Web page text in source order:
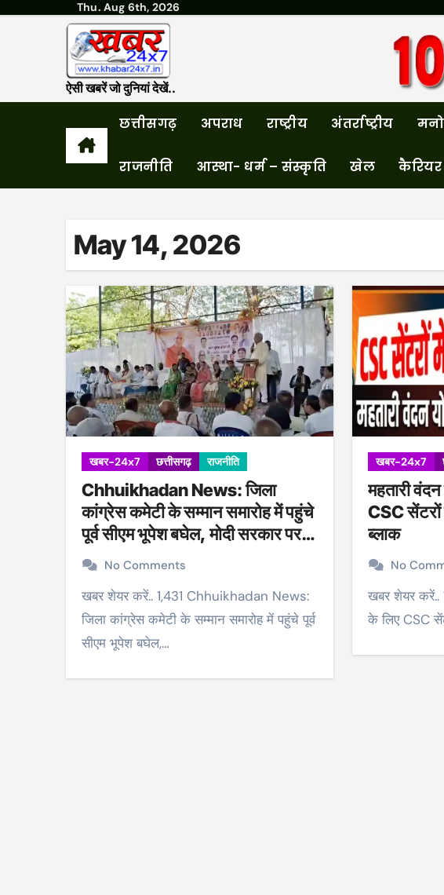
Thu. Aug 6th, 2026
ऐसी खबरें जो दुनियां देखें..
छत्तीसगढ़ अपराध राष्ट्रीय अंतर्राष्ट्रीय
राजनीति आस्था- धर्म – संस्कृति खेल कैरियर
May 14, 2026
खबर-24x7 छत्तीसगढ़ राजनीति
Chhuikhadan News: जिला
कांग्रेस कमेटी के सम्मान समारोह में पहुंचे
पूर्व सीएम भूपेश बघेल, मोदी सरकार पर
साधा निशाना।
No Comments
खबर शेयर करें.. 1,431 Chhuikhadan News:
जिला कांग्रेस कमेटी के सम्मान समारोह में पहुंचे पूर्व
सीएम भूपेश बघेल,…
खबर-24x7
महतारी
CSC
ब्लाक
No
खबर शेयर करें.. 1,361 महतारी वंदन की ई-केवाईसी
के लिए CSC